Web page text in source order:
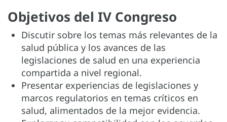
Objetivos del IV Congreso
Discutir sobre los temas más relevantes de la
salud pública y los avances de las
legislaciones de salud en una experiencia
compartida a nivel regional.
Presentar experiencias de legislaciones y
marcos regulatorios en temas críticos en
salud, alimentados de la mejor evidencia.